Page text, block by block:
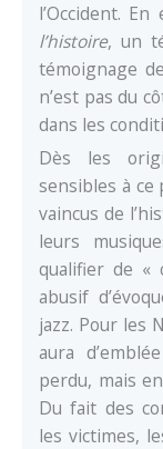
l’Occident.
l’histoire, un
témoignage
n’est pas du
dans les
Dès les
sensibles à ce
vaincus de
leurs
qualifier de «
abusif
jazz. Pour les
aura
perdu, mais
Du fait des
les victimes,